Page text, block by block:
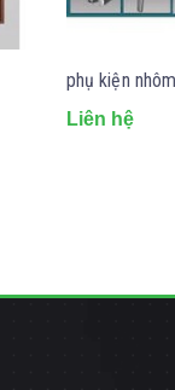
phụ kiện
Liên hệ